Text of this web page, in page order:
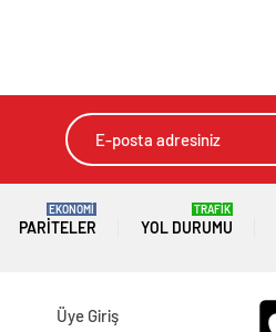
PARITELER
EKONOMİ
YOL DURUMU
TRAFİK
Üye Giriş